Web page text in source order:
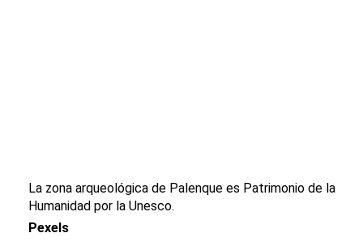
La zona arqueológica de Palenque es Patrimonio de la
Humanidad por la Unesco.
Pexels